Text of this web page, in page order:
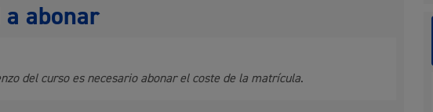
Igualdad, derechos humanos y convivencia
abonar
del curso es necesario abonar el coste de la matrícula.